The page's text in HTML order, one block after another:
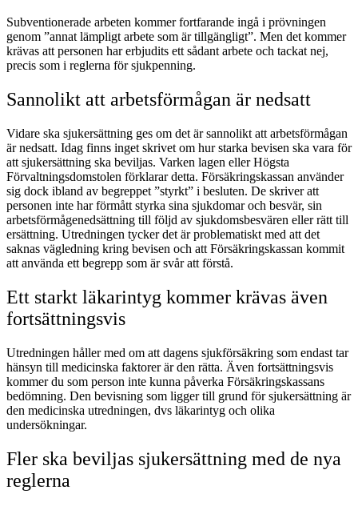
Subventionerade arbeten kommer fortfarande ingå i prövningen
genom ”annat lämpligt arbete som är tillgängligt”. Men det kommer
krävas att personen har erbjudits ett sådant arbete och tackat nej,
precis som i reglerna för sjukpenning.
Sannolikt att arbetsförmågan är nedsatt
Vidare ska sjukersättning ges om det är sannolikt att arbetsförmågan
är nedsatt. Idag finns inget skrivet om hur starka bevisen ska vara för
att sjukersättning ska beviljas. Varken lagen eller Högsta
Förvaltningsdomstolen förklarar detta. Försäkringskassan använder
sig dock ibland av begreppet ”styrkt” i besluten. De skriver att
personen inte har förmått styrka sina sjukdomar och besvär, sin
arbetsförmågenedsättning till följd av sjukdomsbesvären eller rätt till
ersättning. Utredningen tycker det är problematiskt med att det
saknas vägledning kring bevisen och att Försäkringskassan kommit
att använda ett begrepp som är svår att förstå.
Ett starkt läkarintyg kommer krävas även
fortsättningsvis
Utredningen håller med om att dagens sjukförsäkring som endast tar
hänsyn till medicinska faktorer är den rätta. Även fortsättningsvis
kommer du som person inte kunna påverka Försäkringskassans
bedömning. Den bevisning som ligger till grund för sjukersättning är
den medicinska utredningen, dvs läkarintyg och olika
undersökningar.
Fler ska beviljas sjukersättning med de nya
reglerna